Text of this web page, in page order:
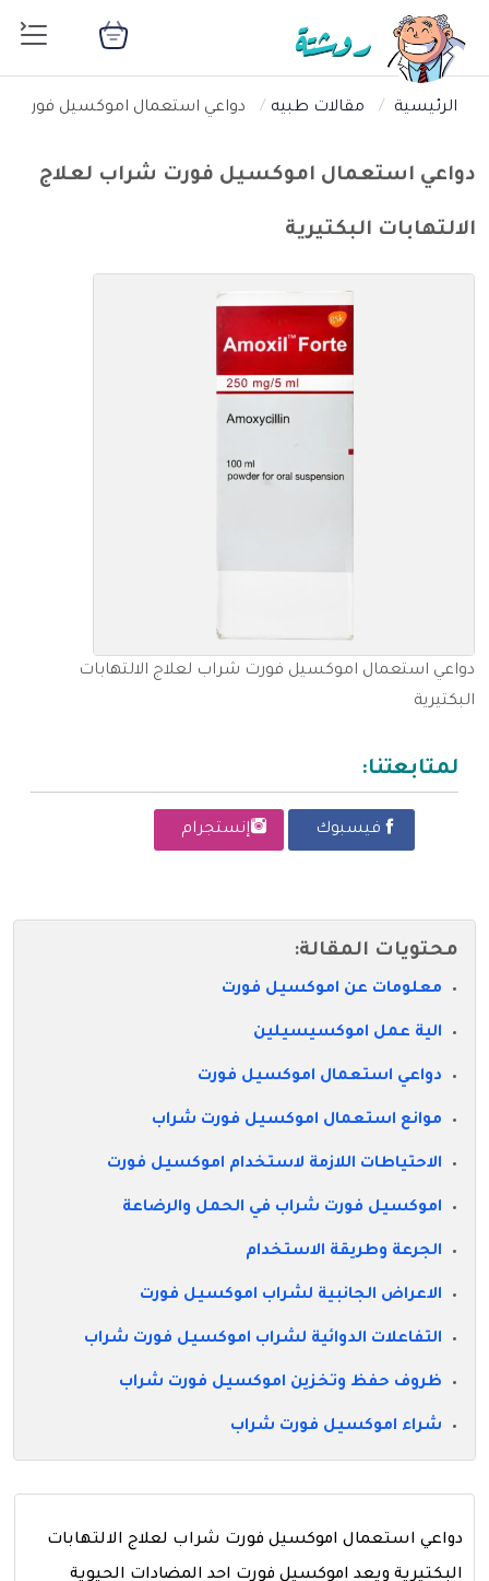
الرئيسية مقالات طبيه دواعي استعمال اموكسيل فورت
دواعي استعمال اموكسيل فورت شراب لعلاج
الالتهابات البكتيرية
دواعي استعمال اموكسيل فورت شراب لعلاج الالتهابات
البكتيرية
لمتابعتنا:
فيسبوك إنستجرام
محتويات المقالة:
معلومات عن اموكسيل فورت
الية عمل اموكسيسيلين
دواعي استعمال اموكسيل فورت
موانع استعمال اموكسيل فورت شراب
الاحتياطات اللازمة لاستخدام اموكسيل فورت
اموكسيل فورت شراب في الحمل والرضاعة
الجرعة وطريقة الاستخدام
الاعراض الجانبية لشراب اموكسيل فورت
التفاعلات الدوائية لشراب اموكسيل فورت شراب
ظروف حفظ وتخزين اموكسيل فورت شراب
شراء اموكسيل فورت شراب
دواعي استعمال اموكسيل فورت شراب لعلاج الالتهابات
البكتيرية ويعد اموكسيل فورت احد المضادات الحيوية